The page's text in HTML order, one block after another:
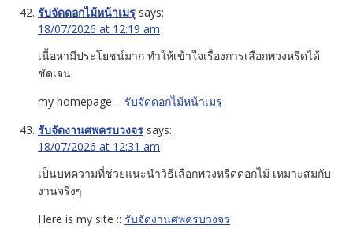
รับจัดดอกไม้หน้าเมรุ says:
18/07/2026 at 12:19 am
เนื้อหามีประโยชน์มาก ทำให้เข้าใจเรื่องการเลือกพวงหรีดได้
ชัดเจน
my homepage – รับจัดดอกไม้หน้าเมรุ
รับจัดงานศพครบวงจร says:
18/07/2026 at 12:31 am
เป็นบทความที่ช่วยแนะนำวิธีเลือกพวงหรีดดอกไม้ เหมาะสมกับ
งานจริงๆ
Here is my site :: รับจัดงานศพครบวงจร